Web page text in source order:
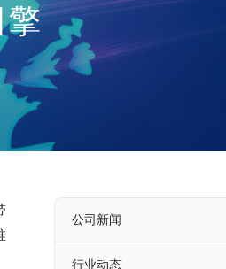
擎
公司新闻
行业动态